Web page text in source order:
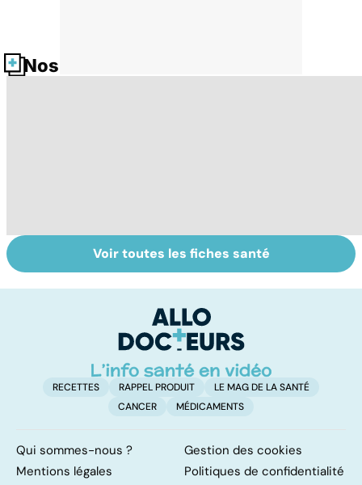
Nos fiches santé
Tout savoir sur le
virus de la grippe
Rougeole :
l'importance de
Voir toutes les fiches santé
RECETTES RAPPEL PRODUIT
LE MAG DE LA SANTÉ
CANCER
MÉDICAMENTS
Qui sommes-nous ?
Gestion des cookies
Mentions légales
Politiques de confidentialité